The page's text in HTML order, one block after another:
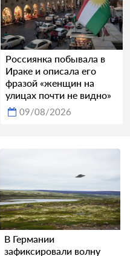
Россиянка побывала в
Ираке и описала его
фразой «женщин на
улицах почти не видно»
09/08/2026
В Германии
зафиксировали волну